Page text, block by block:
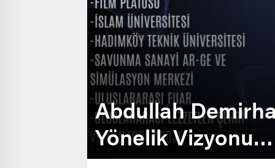
Abdullah
Yönelik Vizyonu…